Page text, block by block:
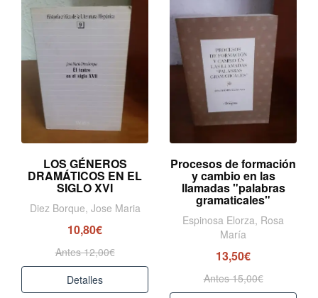
LOS GÉNEROS
DRAMÁTICOS EN EL
SIGLO XVI
Diez Borque, Jose Maria
10,80€
Antes 12,00€
Detalles
Procesos de formación
y cambio en las
llamadas "palabras
gramaticales"
Espinosa Elorza, Rosa
María
13,50€
Antes 15,00€